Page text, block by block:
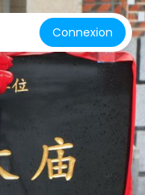
Connexion